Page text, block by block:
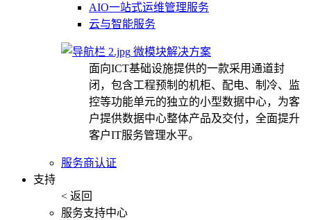
AIO一站式运维管理服务
云与智能服务
微模块解决方案
面向ICT基础设施提供的一款采用通道封
闭，包含工程预制的机柜、配电、制冷、监
控等功能单元的独立的小型数据中心，为客
户提供数据中心整体产品及交付，全面提升
客户IT服务管理水平。
服务商认证
支持
< 返回
服务支持中心